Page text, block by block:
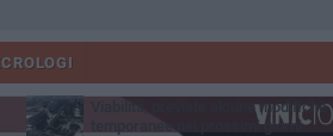
Dramma alla spiaggia Bi-Marmi: un
VENERDÌ 31 LUGLIO
Viabilità, previste alcune modifiche
temporanee nei prossimi giorni